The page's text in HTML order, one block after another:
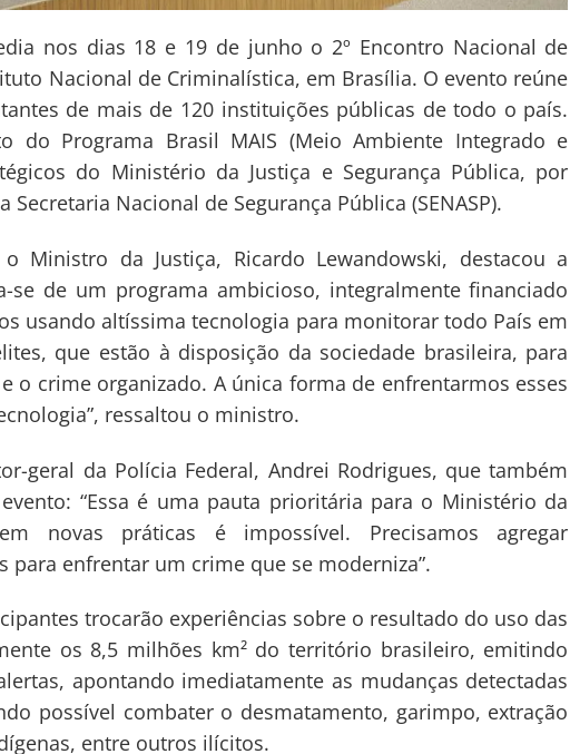
nos dias 18 e 19 de junho o 2º Encontro Nacional de
Nacional de Criminalística, em Brasília. O evento reúne
de mais de 120 instituições públicas de todo o país.
do Programa Brasil MAIS (Meio Ambiente Integrado e
do Ministério da Justiça e Segurança Pública, por
Nacional de Segurança Pública (SENASP).
Ministro da Justiça, Ricardo Lewandowski, destacou a
se de um programa ambicioso, integralmente financiado
usando altíssima tecnologia para monitorar todo País em
que estão à disposição da sociedade brasileira, para
o crime organizado. A única forma de enfrentarmos esses
ressaltou o ministro.
geral da Polícia Federal, Andrei Rodrigues, que também
“Essa é uma pauta prioritária para o Ministério da
novas práticas é impossível. Precisamos agregar
para enfrentar um crime que se moderniza”.
trocarão experiências sobre o resultado do uso das
os 8,5 milhões km² do território brasileiro, emitindo
apontando imediatamente as mudanças detectadas
possível combater o desmatamento, garimpo, extração
entre outros ilícitos.